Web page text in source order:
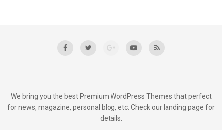
We bring you the best Premium WordPress Themes that perfect
for news, magazine, personal blog, etc. Check our landing page for
details.